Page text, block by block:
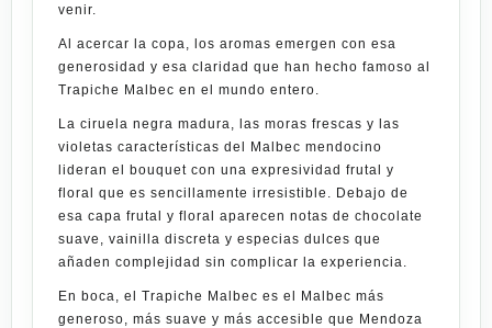
venir.
Al acercar la copa, los aromas emergen con esa
generosidad y esa claridad que han hecho famoso al
Trapiche Malbec en el mundo entero.
La ciruela negra madura, las moras frescas y las
violetas características del Malbec mendocino
lideran el bouquet con una expresividad frutal y
floral que es sencillamente irresistible. Debajo de
esa capa frutal y floral aparecen notas de chocolate
suave, vainilla discreta y especias dulces que
añaden complejidad sin complicar la experiencia.
En boca, el Trapiche Malbec es el Malbec más
generoso, más suave y más accesible que Mendoza